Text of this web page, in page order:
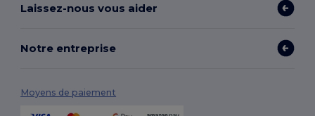
Laissez-nous vous aider
Notre entreprise
Moyens de paiement